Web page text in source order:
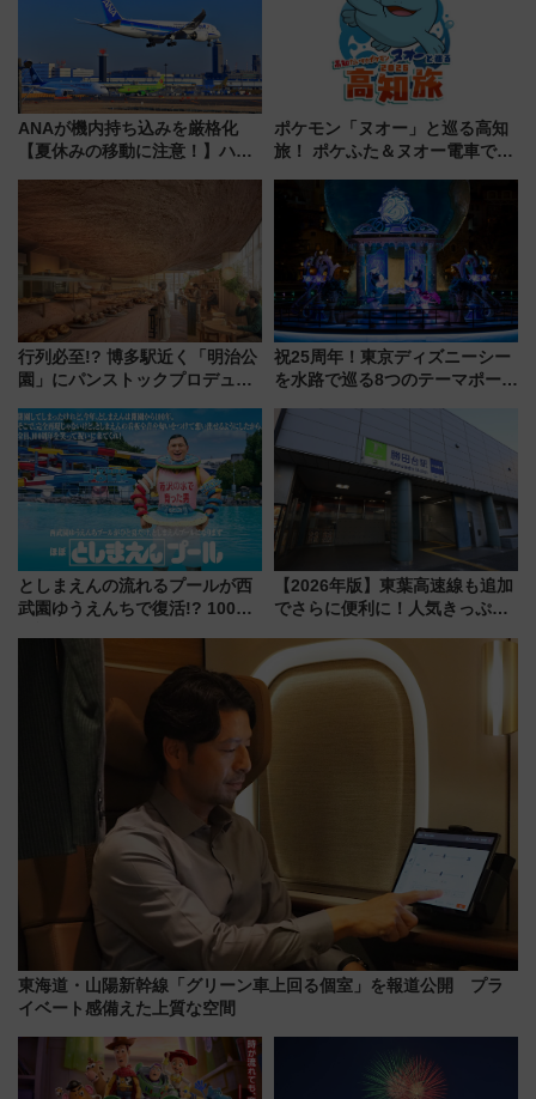
ANAが機内持ち込みを厳格化
【夏休みの移動に注意！】ハン
ポケモン「ヌオー」と巡る高知
旅！ ポケふた＆ヌオー電車で楽
路の絶景と絶品グルメを満喫！
（7月18日スタート）
行列必至!? 博多駅近く「明治公
園」にパンストックプロデュー
オープン 秋からはビストロ営業
も！
祝25周年！東京ディズニーシー
を水路で巡る8つのテーマポート
としまえんの流れるプールが西
武園ゆうえんちで復活!? 100周
沢へ遊びに行こう
【2026年版】東葉高速線も追加
でさらに便利に！人気きっぷ
今年も発売 秋・早春に千葉県を
巡るなら使い勝手・コスパ抜群
東海道・山陽新幹線「グリーン車上回る個室」を報道公開 プラ
イベート感備えた上質な空間